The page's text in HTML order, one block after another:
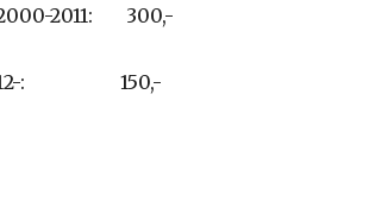
2011: 300,-
2012-: 150,-